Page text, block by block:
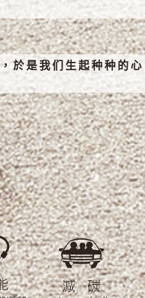
於是我们生起种种的